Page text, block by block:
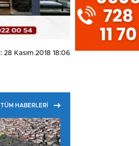
28 Kasım 2018 18:06
TÜM HABERLERİ